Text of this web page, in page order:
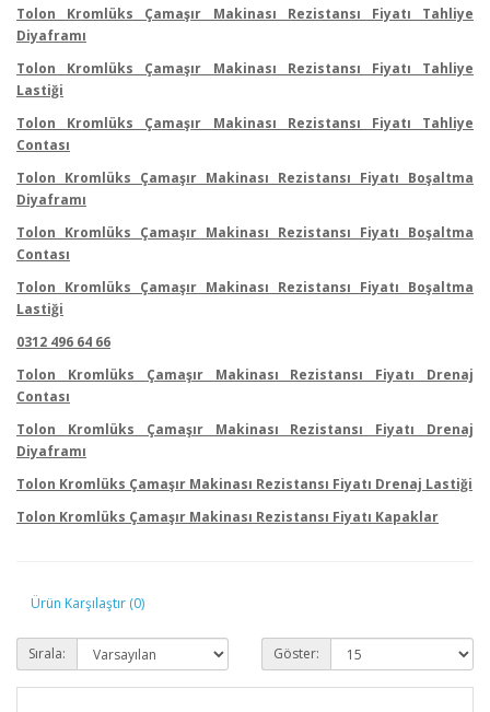
Tolon Kromlüks Çamaşır Makinası Rezistansı Fiyatı Tahliye
Diyaframı
Tolon Kromlüks Çamaşır Makinası Rezistansı Fiyatı Tahliye
Lastiği
Tolon Kromlüks Çamaşır Makinası Rezistansı Fiyatı Tahliye
Contası
Tolon Kromlüks Çamaşır Makinası Rezistansı Fiyatı Boşaltma
Diyaframı
Tolon Kromlüks Çamaşır Makinası Rezistansı Fiyatı Boşaltma
Contası
Tolon Kromlüks Çamaşır Makinası Rezistansı Fiyatı Boşaltma
Lastiği
0312 496 64 66
Tolon Kromlüks Çamaşır Makinası Rezistansı Fiyatı Drenaj
Contası
Tolon Kromlüks Çamaşır Makinası Rezistansı Fiyatı Drenaj
Diyaframı
Tolon Kromlüks Çamaşır Makinası Rezistansı Fiyatı Drenaj Lastiği
Tolon Kromlüks Çamaşır Makinası Rezistansı Fiyatı Kapaklar
Ürün Karşılaştır (0)
Sırala: Göster: